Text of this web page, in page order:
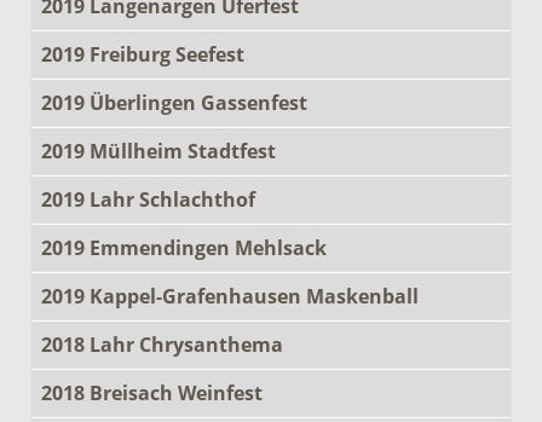
2019 Langenargen Uferfest
2019 Freiburg Seefest
2019 Überlingen Gassenfest
2019 Müllheim Stadtfest
2019 Lahr Schlachthof
2019 Emmendingen Mehlsack
2019 Kappel-Grafenhausen Maskenball
2018 Lahr Chrysanthema
2018 Breisach Weinfest